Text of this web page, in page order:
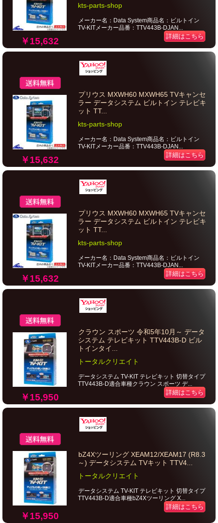
￥15,632
kts-parts-shop
メーカー名：Data System商品名：ビルトイン
TV-KITメーカー品番：TTV443B-DJAN...
詳細はこちら
￥15,632
プリウス MXWH60 MXWH65 TVキャンセ
ラー データシステム ビルトイン テレビキ
ット TT...
kts-parts-shop
メーカー名：Data System商品名：ビルトイン
TV-KITメーカー品番：TTV443B-DJAN...
詳細はこちら
￥15,632
プリウス MXWH60 MXWH65 TVキャンセ
ラー データシステム ビルトイン テレビキ
ット TT...
kts-parts-shop
メーカー名：Data System商品名：ビルトイン
TV-KITメーカー品番：TTV443B-DJAN...
詳細はこちら
￥15,950
クラウン スポーツ 令和5年10月～ データ
システム テレビキット TTV443B-D ビル
トインタイ...
トータルクリエイト
データシステム TV-KIT テレビキット 切替タイプ
TTV443B-D適合車種クラウン スポーツ デ...
詳細はこちら
￥15,950
bZ4Xツーリング XEAM12/XEAM17 (R8.3
～) データシステム TVキット TTV4...
トータルクリエイト
データシステム TV-KIT テレビキット 切替タイプ
TTV443B-D適合車種bZ4Xツーリング X...
詳細はこちら